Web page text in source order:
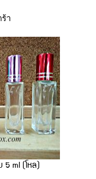
า
5 ml (โหล)